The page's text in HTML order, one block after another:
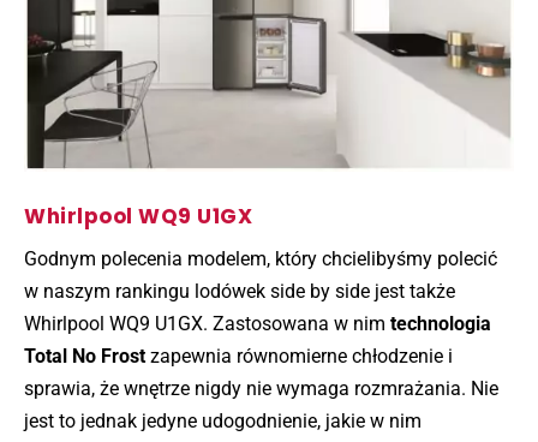
Whirlpool WQ9 U1GX
Godnym polecenia modelem, który chcielibyśmy polecić
w naszym rankingu lodówek side by side jest także
Whirlpool WQ9 U1GX. Zastosowana w nim technologia
Total No Frostzapewnia równomierne chłodzenie i
sprawia, że wnętrze nigdy nie wymaga rozmrażania. Nie
jest to jednak jedyne udogodnienie, jakie w nim